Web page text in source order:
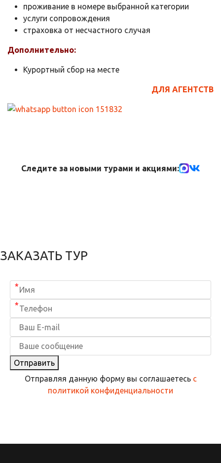
проживание в номере выбранной категории
услуги сопровождения
страховка от несчастного случая
Дополнительно:
Курортный сбор на месте
ДЛЯ АГЕНТСТВ
Следите за новыми турами и акциями:
ЗАКАЗАТЬ ТУР
*
*
Отправить
Отправляя данную форму вы соглашаетесь с
политикой конфиденциальности